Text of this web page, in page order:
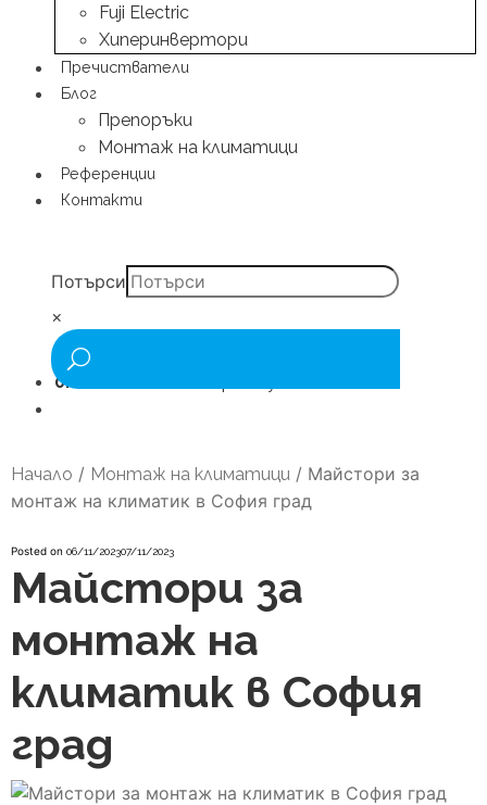
Fuji Electric
Хиперинвертори
Пречистватели
Блог
Препоръки
Монтаж на климатици
Референции
Контакти
Потърси
×
0.00
Начало / Монтаж на климатици / Майстори за
монтаж на климатик в София град
Posted on 06/11/202307/11/2023
Майстори за
монтаж на
климатик в София
град